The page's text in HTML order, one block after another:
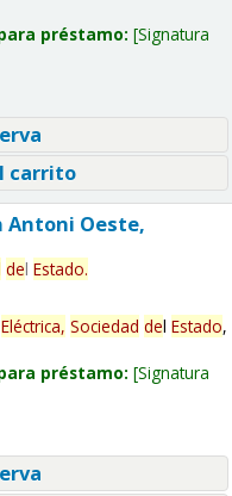
préstamo: Signatura
carrito
Antoni Oeste,
del Estado.
Eléctrica, Sociedad del Estado,
préstamo: Signatura